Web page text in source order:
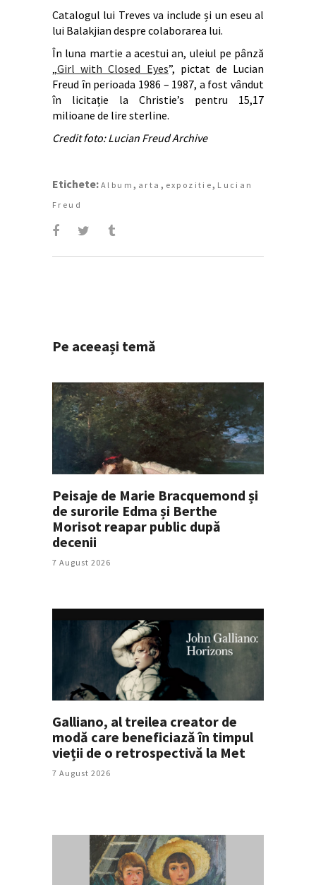
Catalogul lui Treves va include și un eseu al
lui Balakjian despre colaborarea lui.
În luna martie a acestui an, uleiul pe pânză
Girl with Closed Eyes”, pictat de Lucian
Freud în perioada 1986 – 1987, a fost vândut
în licitație la Christie’s pentru 15,17
milioane de lire sterline.
Credit foto: Lucian Freud Archive
Etichete: Album , arta , expozitie , Lucian
Freud
Pe aceeași temă
Peisaje de Marie Bracquemond și
de surorile Edma și Berthe
Morisot reapar public după
decenii
7 August 2026
Galliano, al treilea creator de
modă care beneficiază în timpul
vieții de o retrospectivă la Met
7 August 2026